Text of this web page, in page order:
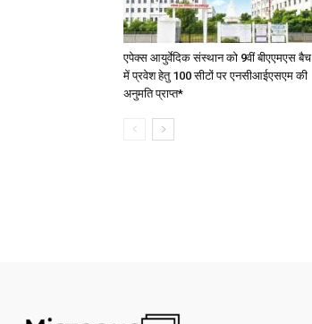
एपेक्स आयुर्वेदिक संस्थान को 9वीं बीएएमएस बैच
में प्रवेश हेतु 100 सीटों पर एनसीआईएसएम की
अनुमति प्राप्त*